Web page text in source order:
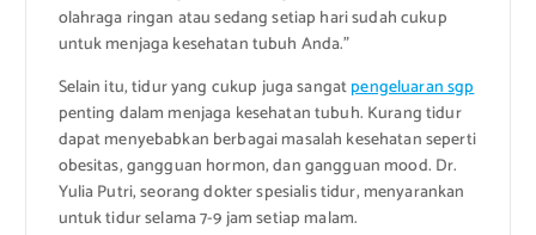
olahraga ringan atau sedang setiap hari sudah cukup
untuk menjaga kesehatan tubuh Anda.”
Selain itu, tidur yang cukup juga sangatpengeluaran sgp
penting dalam menjaga kesehatan tubuh. Kurang tidur
dapat menyebabkan berbagai masalah kesehatan seperti
obesitas, gangguan hormon, dan gangguan mood. Dr.
Yulia Putri, seorang dokter spesialis tidur, menyarankan
untuk tidur selama 7-9 jam setiap malam.